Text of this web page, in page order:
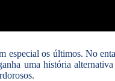
especial os últimos. No
uma história